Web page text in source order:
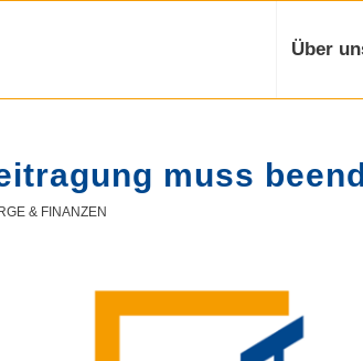
Über
muss
& FINANZEN